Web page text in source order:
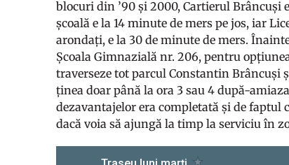
blocuri din ’90 și 2000, Cartierul Brâncuși
școală e la 14 minute de mers pe jos, iar
arondați, e la 30 de minute de mers.
Școala Gimnazială nr. 206, pentru
traverseze tot parcul Constantin Brâncuși
ținea doar până la ora 3 sau 4 după-
dezavantajelor era completată și de faptul
dacă voia să ajungă la timp la serviciu în